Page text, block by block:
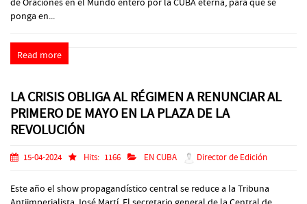
ponga en...
Read more
LA CRISIS OBLIGA AL RÉGIMEN A RENUNCIAR AL
PRIMERO DE MAYO EN LA PLAZA DE LA
REVOLUCIÓN
15-04-2024 Hits: 1166 EN CUBA Director de Edición
Este año el show propagandístico central se reduce a la Tribuna